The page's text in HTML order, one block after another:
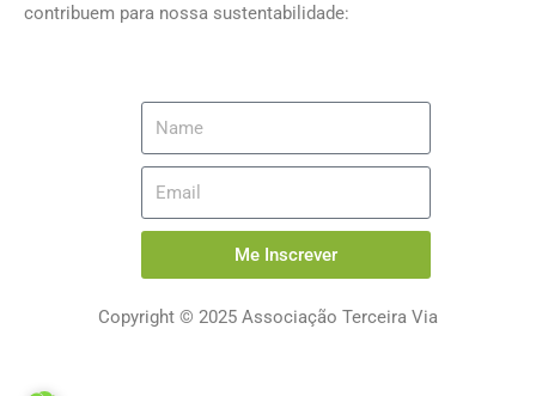
contribuem para nossa sustentabilidade:
Me Inscrever
Copyright © 2025 Associação Terceira Via